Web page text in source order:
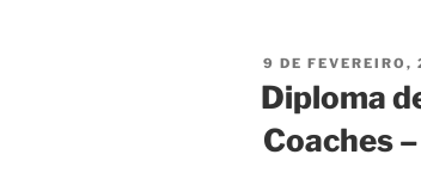
PUBLICADO
9 DE FEVEREIRO,
Diploma
Coaches